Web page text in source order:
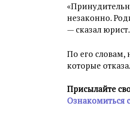
незаконно.
— сказал юрист.
По его словам,
которые
Присылайте
Ознакомиться